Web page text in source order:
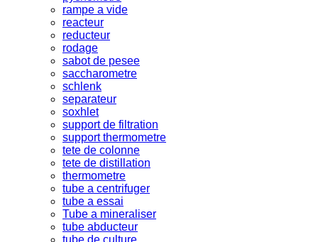
rampe a vide
reacteur
reducteur
rodage
sabot de pesee
saccharometre
schlenk
separateur
soxhlet
support de filtration
support thermometre
tete de colonne
tete de distillation
thermometre
tube a centrifuger
tube a essai
Tube a mineraliser
tube abducteur
tube de culture